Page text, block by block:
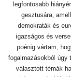
legfontosabb
gesztusára,
demokraták és
igazságos és
poénig vártam,
fogalmazásokból úgy
választott témák